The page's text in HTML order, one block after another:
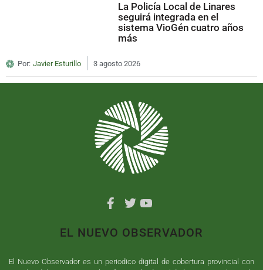
La Policía Local de Linares
seguirá integrada en el
sistema VioGén cuatro años
más
Por: Javier Esturillo 3 agosto 2026
EL NUEVO OBSERVADOR
El Nuevo Observador es un periodico digital de cobertura provincial con